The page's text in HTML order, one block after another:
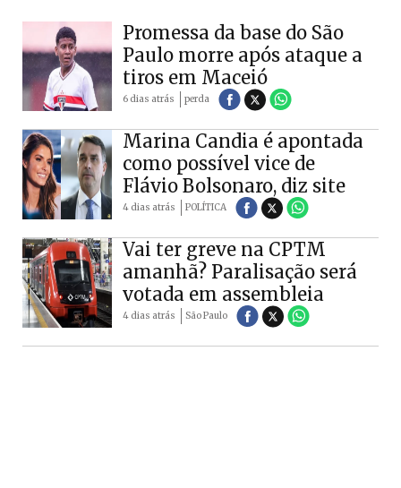
Promessa da base do São
Paulo morre após ataque a
tiros em Maceió
6 dias atrás perda
Marina Candia é apontada
como possível vice de
Flávio Bolsonaro, diz site
4 dias atrás POLÍTICA
Vai ter greve na CPTM
amanhã? Paralisação será
votada em assembleia
4 dias atrás São Paulo